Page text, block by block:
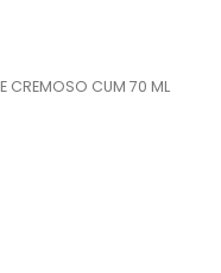
CREMOSO CUM 70 ML